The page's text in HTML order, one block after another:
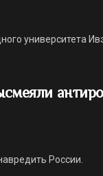
университета
России.